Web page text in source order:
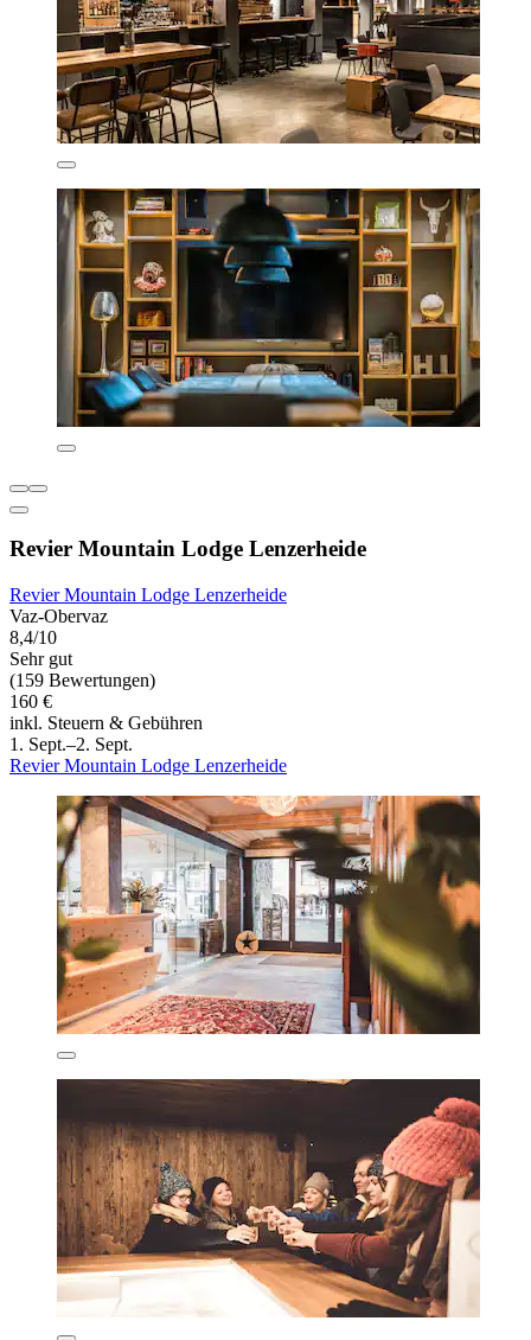
Revier Mountain Lodge Lenzerheide
Revier Mountain Lodge Lenzerheide
Vaz-Obervaz
8,4/10
Sehr gut
(159 Bewertungen)
160 €
inkl. Steuern & Gebühren
1. Sept.–2. Sept.
Revier Mountain Lodge Lenzerheide